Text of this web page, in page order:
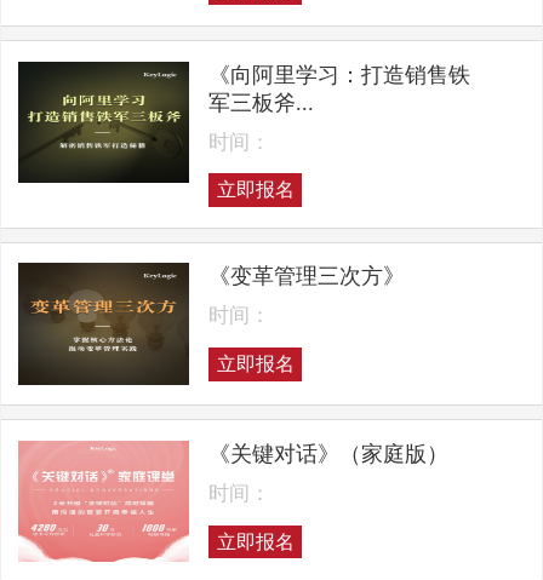
《向阿里学习：打造销售铁
军三板斧...
时间：
立即报名
《变革管理三次方》
时间：
立即报名
《关键对话》（家庭版）
时间：
立即报名